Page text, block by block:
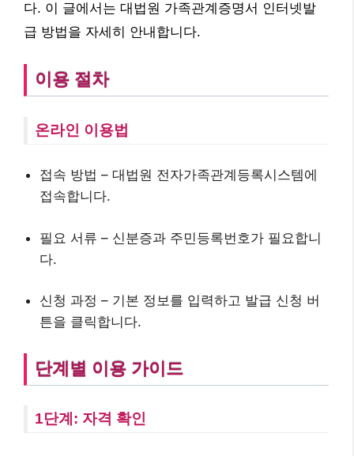
다. 이 글에서는 대법원 가족관계증명서 인터넷발
급 방법을 자세히 안내합니다.
이용 절차
온라인 이용법
접속 방법 – 대법원 전자가족관계등록시스템에
접속합니다.
필요 서류 – 신분증과 주민등록번호가 필요합니
다.
신청 과정 – 기본 정보를 입력하고 발급 신청 버
튼을 클릭합니다.
단계별 이용 가이드
1단계: 자격 확인